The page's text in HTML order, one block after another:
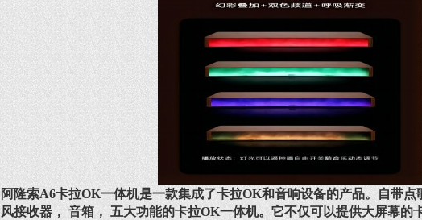
阿隆索A6卡拉OK一体机是一款集成了卡拉OK和音响设备的产品。自带
风接收器， 音箱， 五大功能的卡拉OK一体机。它不仅可以提供大屏幕的